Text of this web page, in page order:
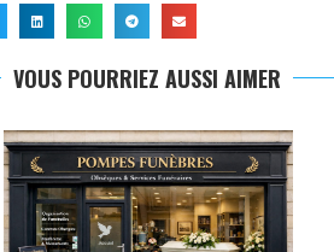
VOUS POURRIEZ AUSSI AIMER